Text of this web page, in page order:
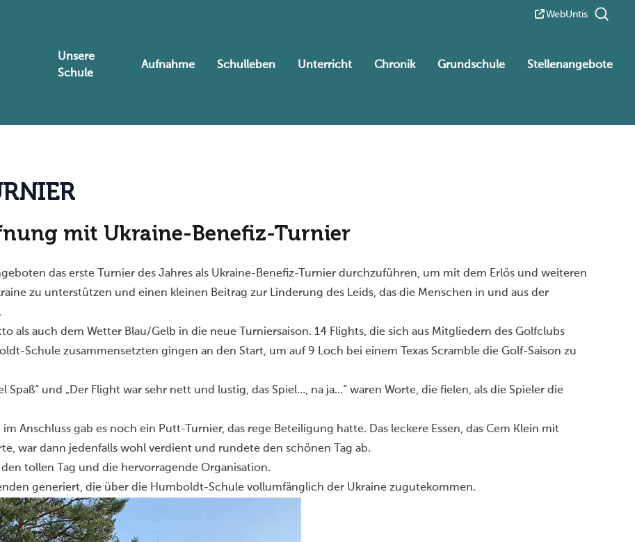
WebUntis
Unsere
Schule
Aufnahme Schulleben Unterricht Chronik Grundschule Stellenangebote
RNIER
mit Ukraine-Benefiz-Turnier
das erste Turnier des Jahres als Ukraine-Benefiz-Turnier durchzuführen, um mit dem Erlös und weiteren
zu unterstützen und einen kleinen Beitrag zur Linderung des Leids, das die Menschen in und aus der
als auch dem Wetter Blau/Gelb in die neue Turniersaison. 14 Flights, die sich aus Mitgliedern des Golfclubs
Schule zusammensetzten gingen an den Start, um auf 9 Loch bei einem Texas Scramble die Golf-Saison zu
Spaß“ und „Der Flight war sehr nett und lustig, das Spiel…, na ja…“ waren Worte, die fielen, als die Spieler die
Anschluss gab es noch ein Putt-Turnier, das rege Beteiligung hatte. Das leckere Essen, das Cem Klein mit
war dann jedenfalls wohl verdient und rundete den schönen Tag ab.
tollen Tag und die hervorragende Organisation.
generiert, die über die Humboldt-Schule vollumfänglich der Ukraine zugutekommen.